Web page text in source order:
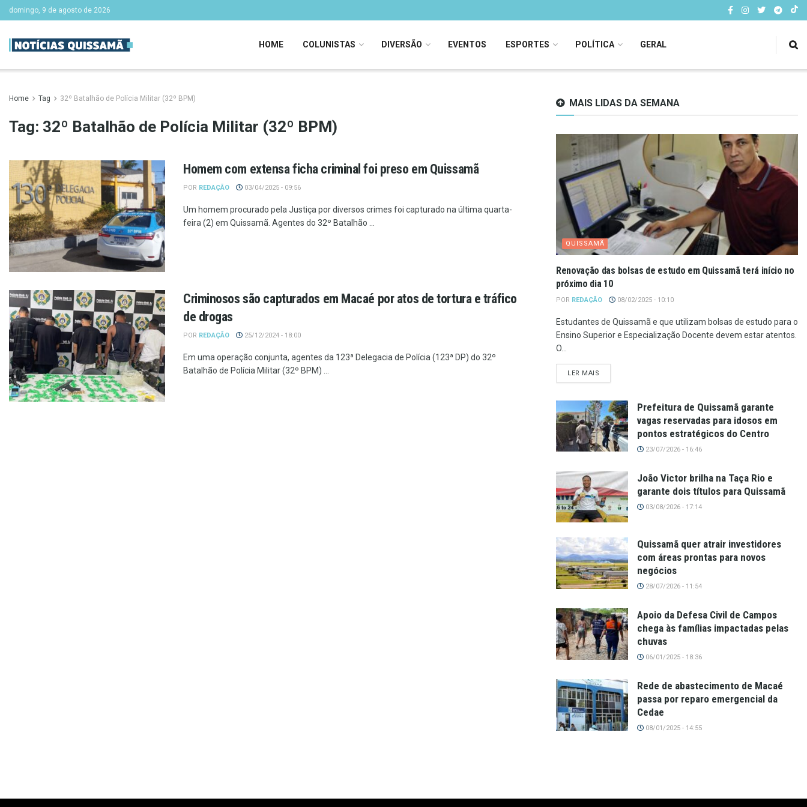
domingo, 9 de agosto de 2026
HOME COLUNISTAS DIVERSÃO EVENTOS ESPORTES POLÍTICA GERAL
Home Tag 32º Batalhão de Polícia Militar (32º BPM)
Tag: 32º Batalhão de Polícia Militar (32º BPM)
Homem com extensa ficha criminal foi preso em Quissamã
POR REDAÇÃO 03/04/2025 - 09:56
Um homem procurado pela Justiça por diversos crimes foi capturado na última quarta-
feira (2) em Quissamã. Agentes do 32º Batalhão ...
Criminosos são capturados em Macaé por atos de tortura e tráfico
de drogas
POR REDAÇÃO 25/12/2024 - 18:00
Em uma operação conjunta, agentes da 123ª Delegacia de Polícia (123ª DP) do 32º
Batalhão de Polícia Militar (32º BPM) ...
MAIS LIDAS DA SEMANA
QUISSAMÃ
Renovação das bolsas de estudo em Quissamã terá início no
próximo dia 10
POR REDAÇÃO 08/02/2025 - 10:10
Estudantes de Quissamã e que utilizam bolsas de estudo para o
Ensino Superior e Especialização Docente devem estar atentos.
O...
LER MAIS
Prefeitura de Quissamã garante
vagas reservadas para idosos em
pontos estratégicos do Centro
23/07/2026 - 16:46
João Victor brilha na Taça Rio e
garante dois títulos para Quissamã
03/08/2026 - 17:14
Quissamã quer atrair investidores
com áreas prontas para novos
negócios
28/07/2026 - 11:54
Apoio da Defesa Civil de Campos
chega às famílias impactadas pelas
chuvas
06/01/2025 - 18:36
Rede de abastecimento de Macaé
passa por reparo emergencial da
Cedae
08/01/2025 - 14:55